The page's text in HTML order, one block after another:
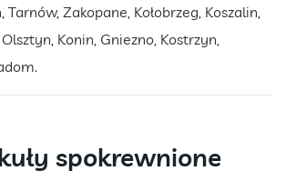
Tarnów, Zakopane, Kołobrzeg, Koszalin,
Konin, Gniezno, Kostrzyn,
spokrewnione